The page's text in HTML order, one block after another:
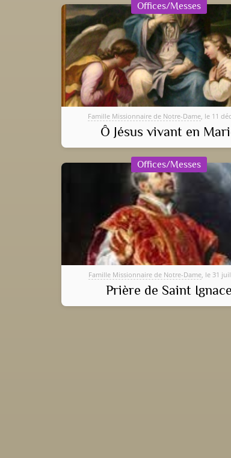
Offices/Messes
Famille Missionnaire de Notre-Dame, le 11
Ô Jésus vivant en
Offices/Messes
Famille Missionnaire de Notre-Dame, le 31
Prière de Saint Ignace